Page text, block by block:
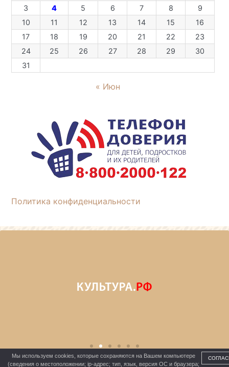
3
4 5 6 7 8
9
10
11 12 13 14 15
16
17
18 19 20 21 22
23
24
25 26 27 28 29
30
31
« Июн
Политика конфиденциальности
Мы используем cookies, которые сохраняются на Вашем компьютере
(сведения о местоположении; ip-адрес; тип, язык, версия ОС и браузера;